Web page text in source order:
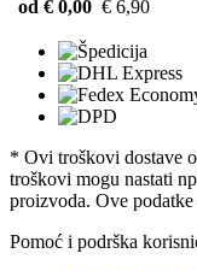
od € 0,00 € 6,90
* Ovi troškovi dostave
troškovi mogu nastati
proizvoda. Ove
Pomoć i podrška